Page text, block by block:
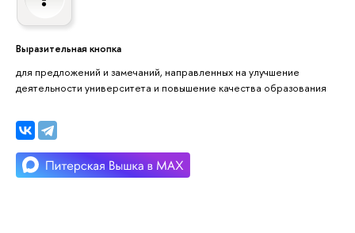
Выразительная кнопка
для предложений и замечаний, направленных на улучшение
деятельности университета и повышение качества образования